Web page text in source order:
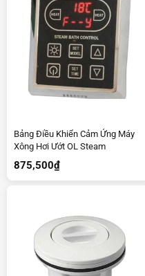
Bảng Điều Khiển Cảm Ứng Máy
Xông Hơi Ướt OL Steam
875,500₫